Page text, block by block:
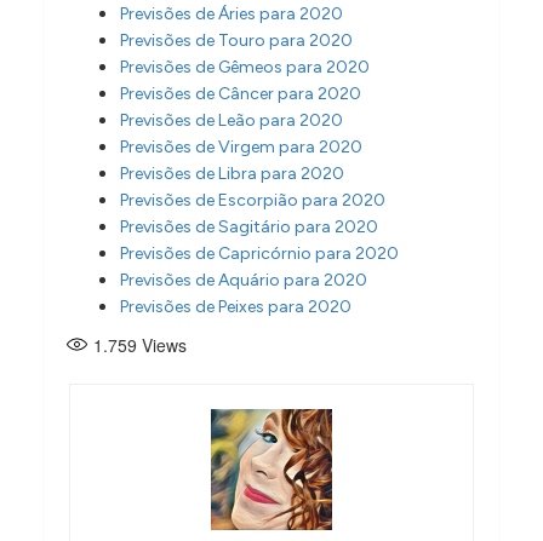
Previsões de Áries para 2020
Previsões de Touro para 2020
Previsões de Gêmeos para 2020
Previsões de Câncer para 2020
Previsões de Leão para 2020
Previsões de Virgem para 2020
Previsões de Libra para 2020
Previsões de Escorpião para 2020
Previsões de Sagitário para 2020
Previsões de Capricórnio para 2020
Previsões de Aquário para 2020
Previsões de Peixes para 2020
1.759 Views